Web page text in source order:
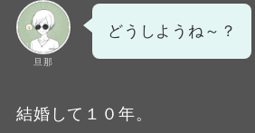
旦那
どうしようね～？
結婚して１０年。